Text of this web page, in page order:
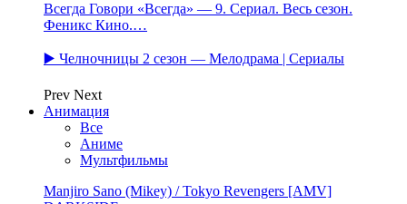
Всегда Говори «Всегда» — 9. Сериал. Весь сезон.
Феникс Кино.…
▶️ Челночницы 2 сезон — Мелодрама | Сериалы
Prev Next
Анимация
Все
Аниме
Мультфильмы
Manjiro Sano (Mikey) / Tokyo Revengers [AMV]